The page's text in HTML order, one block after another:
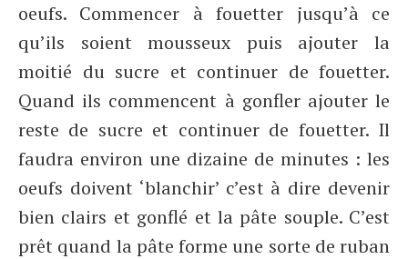
oeufs. Commencer à fouetter jusqu’à ce
qu’ils soient mousseux puis ajouter la
moitié du sucre et continuer de fouetter.
Quand ils commencent à gonfler ajouter le
reste de sucre et continuer de fouetter. Il
faudra environ une dizaine de minutes : les
oeufs doivent ‘blanchir’ c’est à dire devenir
bien clairs et gonflé et la pâte souple. C’est
prêt quand la pâte forme une sorte de ruban